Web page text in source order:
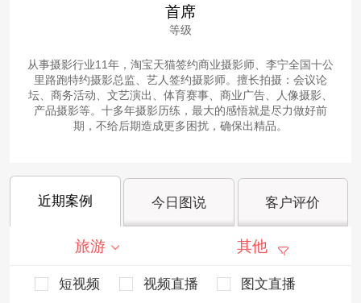
首席
等级
从事摄影行业11年，淘宝天猫签约商业摄影师、李宁全国十公
里路跑特约摄影总监、艺人签约摄影师。擅长拍摄：会议论
坛、商务活动、文艺演出、体育赛事、商业广告、人像摄影、
产品摄影等。十多年摄影历练，最大的感悟就是尽力做好前
期，不给后期造成更多困扰，确保出精品。
近期案例 今日图说 客户评价
旅游 其他
短视频 视频直播
图文直播